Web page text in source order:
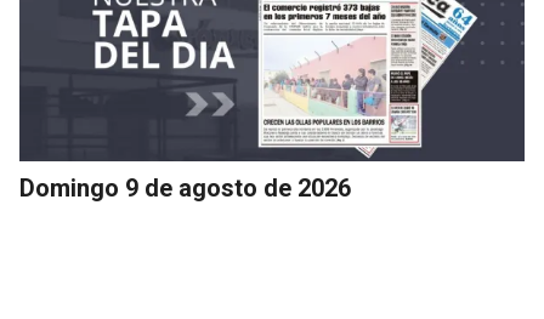
Domingo 9 de agosto de 2026